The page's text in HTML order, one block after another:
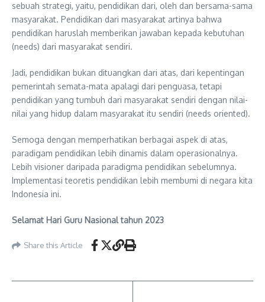
sebuah strategi, yaitu, pendidikan dari, oleh dan bersama-sama
masyarakat. Pendidikan dari masyarakat artinya bahwa
pendidikan haruslah memberikan jawaban kepada kebutuhan
(needs) dari masyarakat sendiri.
Jadi, pendidikan bukan dituangkan dari atas, dari kepentingan
pemerintah semata-mata apalagi dari penguasa, tetapi
pendidikan yang tumbuh dari masyarakat sendiri dengan nilai-
nilai yang hidup dalam masyarakat itu sendiri (needs oriented).
Semoga dengan memperhatikan berbagai aspek di atas,
paradigam pendidikan lebih dinamis dalam operasionalnya.
Lebih visioner daripada paradigma pendidikan sebelumnya.
Implementasi teoretis pendidikan lebih membumi di negara kita
Indonesia ini.
Selamat Hari Guru Nasional tahun 2023
Share this Article